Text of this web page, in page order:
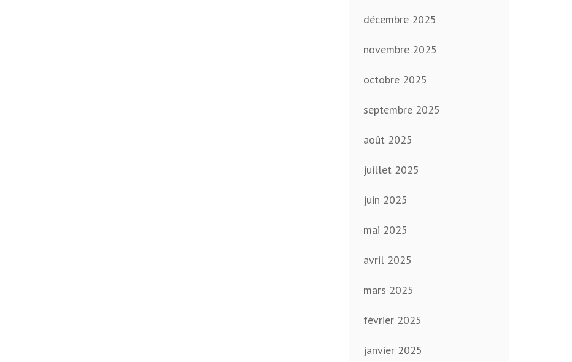
décembre 2025
novembre 2025
octobre 2025
septembre 2025
août 2025
juillet 2025
juin 2025
mai 2025
avril 2025
mars 2025
février 2025
janvier 2025